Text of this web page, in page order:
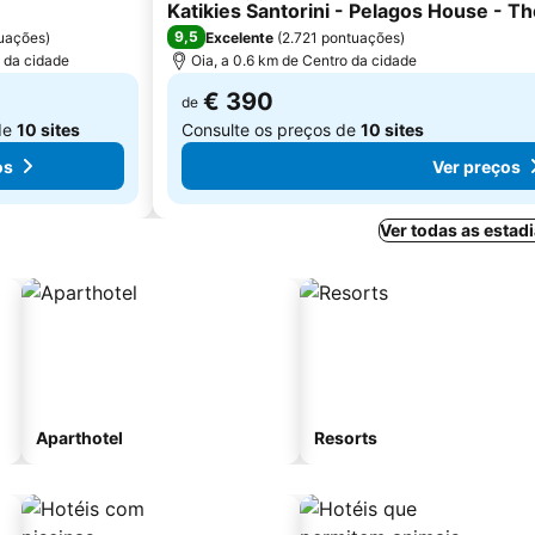
)
da cidade
10 sites
5 Estrelas
Katikies Santorini - Pelagos House -
9,5 Excelente (2.721 pontuações)
Oia, a 0.6 km de Centro da cidade
de € 390
Consulte os preços de 10 sites
Ver preços
Ver todas as
Aparthotel Resorts